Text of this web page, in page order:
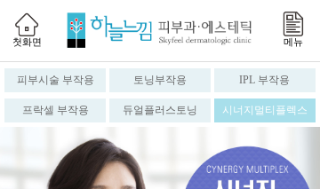
첫화면 메뉴
피부시술 부작용 토닝부작용 IPL 부작용
프락셀 부작용 듀얼플러스토닝 시너지멀티플렉스